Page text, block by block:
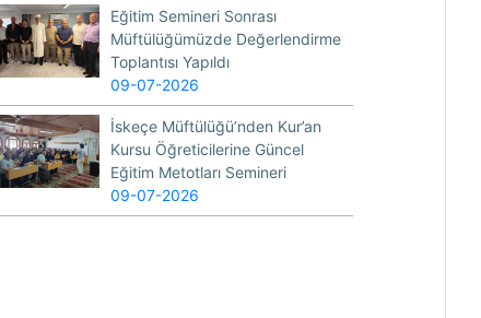
Eğitim Semineri Sonrası
Müftülüğümüzde Değerlendirme
Toplantısı Yapıldı
09-07-2026
İskeçe Müftülüğü’nden Kur’an
Kursu Öğreticilerine Güncel
Eğitim Metotları Semineri
09-07-2026